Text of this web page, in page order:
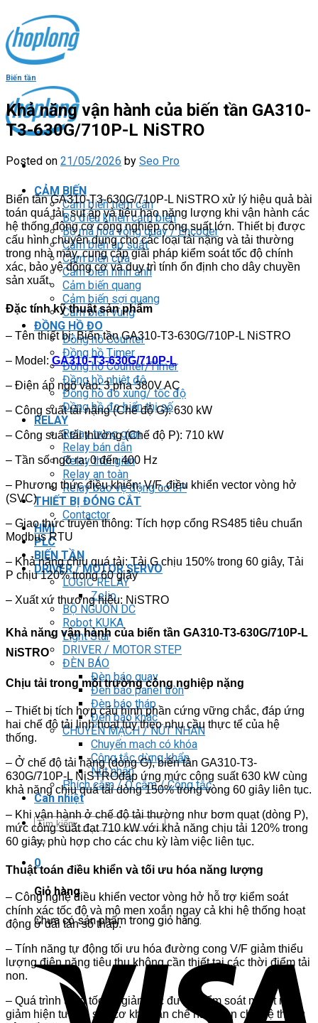
content
CẢM BIẾN
Cảm biến tiệm cận
Bộ điều khiển cảm biến
Bộ mã hóa vòng quay / Encoder
Cảm biến áp suất
Cảm biến cửa
Cảm biến hình ảnh
Cảm biến quang
Cảm biến sợi quang
Cảm biến vùng
ĐỒNG HỒ ĐO
Đồng hồ Counter
Đồng hồ Timer
Đồng hồ Counter/Timer
Đồng hồ nhiệt độ
Đồng hồ đo xung/ tốc độ
Đồng hồ đo hiển thị số
RELAY
Relay trung gian
Relay bán dẫn
Relay thời gian
Relay an toàn
Relay bảo vệ động cơ 3P
THIẾT BỊ ĐÓNG CẮT
Contactor
HMI
PLC
BIẾN TẦN
DRIVER / MOTOR SERVO
LOGIC RELAY
Zelio
BỘ NGUỒN DC
Robot KUKA
Light Star
DRIVER / MOTOR STEP
ĐÈN BÁO
Đèn báo quay
Đèn báo panel tròn
Đèn báo tháp
Đèn báo khác
CHUYỂN MẠCH / NÚT NHẤN
Chuyển mạch có khóa
Công tắc dừng khẩn
Nút nhấn
Phích cắm / Ổ cắm / Công tắc
Can nhiệt
Tìm
kiếm:
0
Giỏ hàng
Chưa có sản phẩm trong giỏ hàng.
Biến tần
Khả năng vận hành của biến tần GA310-
T3-630G/710P-L NiSTRO
Posted on 21/05/2026 by Seo Pro
Biến tần GA310-T3-630G/710P-L NiSTRO xử lý hiệu quả bài
toán quá tải, sụt áp và tiêu hao năng lượng khi vận hành các
hệ thống động cơ công nghiệp công suất lớn. Thiết bị được
cấu hình chuyên dụng cho các loại tải nặng và tải thường
trong nhà máy, cung cấp giải pháp kiểm soát tốc độ chính
xác, bảo vệ động cơ và duy trì tính ổn định cho dây chuyền
sản xuất.
Đặc tính kỹ thuật sản phẩm
– Tên thiết bị: Biến tần GA310-T3-630G/710P-L NiSTRO
– Model: GA310-T3-630G/710P-L
– Điện áp ngõ vào: 3 pha 380V AC
– Công suất tải nặng (Chế độ G): 630 kW
– Công suất tải thường (Chế độ P): 710 kW
– Tần số ngõ ra: 0 đến 400 Hz
– Phương thức điều khiển: V/F, điều khiển vector vòng hở
(SVC)
– Giao thức truyền thông: Tích hợp cổng RS485 tiêu chuẩn
Modbus RTU
– Khả năng chịu quá tải: Tải G chịu 150% trong 60 giây, Tải
P chịu 120% trong 60 giây
– Xuất xứ thương hiệu: NiSTRO
Khả năng vận hành của biến tần GA310-T3-630G/710P-L
NiSTRO
Chịu tải trong môi trường công nghiệp nặng
– Thiết bị tích hợp cấu hình phần cứng vững chắc, đáp ứng
hai chế độ tải linh hoạt tùy theo nhu cầu thực tế của hệ
thống.
– Ở chế độ tải nặng (dòng G), biến tần GA310-T3-
630G/710P-L NiSTROđáp ứng mức công suất 630 kW cùng
khả năng chịu quá tải dòng 150% trong vòng 60 giây liên tục.
– Khi vận hành ở chế độ tải thường như bơm quạt (dòng P),
mức công suất đạt 710 kW với khả năng chịu tải 120% trong
60 giây, phù hợp cho các chu kỳ làm việc liên tục.
Thuật toán điều khiển và tối ưu hóa năng lượng
– Công nghệ điều khiển vector vòng hở hỗ trợ kiểm soát
chính xác tốc độ và mô men xoắn ngay cả khi hệ thống hoạt
động ở dải tần số thấp.
– Tính năng tự động tối ưu hóa đường cong V/F giảm thiểu
lượng điện năng tiêu thụ không cần thiết tại các thời điểm tải
non.
– Quá trình tăng tốc và giảm tốc được kiểm soát mượt mà,
giảm hiện tượng sốc cơ khí, hạn chế hao mòn cho hệ thống